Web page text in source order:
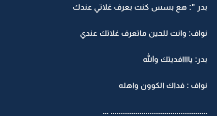
بدر ": هع بسس كنت بعرف غلاتي عندك
نواف: وانت للحين ماتعرف غلاتك عندي
بدر: ياااافديتك والله
نواف : فداك الكوون واهله
.................................................. ...